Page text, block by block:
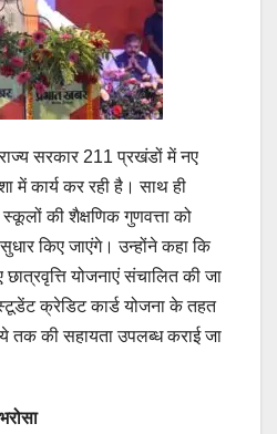
सरकार 211 प्रखंडों में नए
में कार्य कर रही है। साथ ही
की शैक्षणिक गुणवत्ता को
किए जाएंगे। उन्होंने कहा कि
योजनाएं संचालित की जा
क्रेडिट कार्ड योजना के तहत
तक की सहायता उपलब्ध कराई जा